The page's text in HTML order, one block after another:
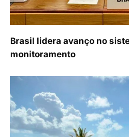
Brasil lidera avanço no
monitoramento